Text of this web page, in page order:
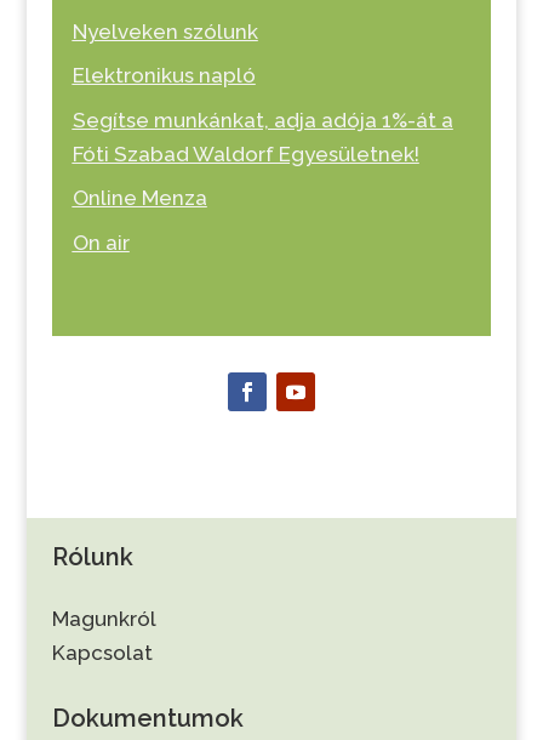
Nyelveken szólunk
Elektronikus napló
Segítse munkánkat, adja adója 1%-át a
Fóti Szabad Waldorf Egyesületnek!
Online Menza
On air
Rólunk
Magunkról
Kapcsolat
Dokumentumok